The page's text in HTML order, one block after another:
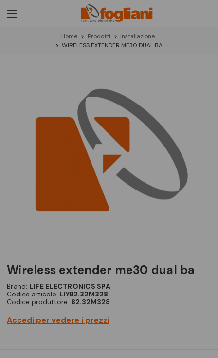
Home Prodotti
Installazione
WIRELESS EXTENDER ME30 DUAL BA
wireless extender me30 dual ba
Brand: LIFE ELECTRONICS SPA
Codice articolo: LIY82.32M328
Codice produttore: 82.32M328
Accedi per vedere i prezzi